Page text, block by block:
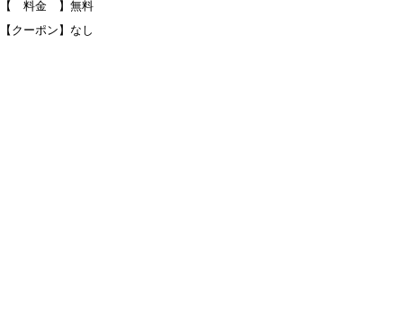
【 料金 】無料
【クーポン】なし